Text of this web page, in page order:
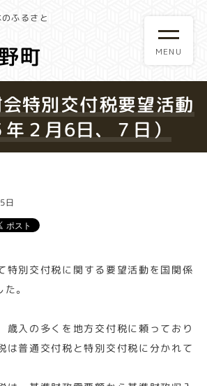
ふるさと
特別交付税要望活動
年２月6日、７日）
日
特別交付税に関する要望活動を国関係
。
歳入の多くを地方交付税に頼っており
は普通交付税と特別交付税に分かれて